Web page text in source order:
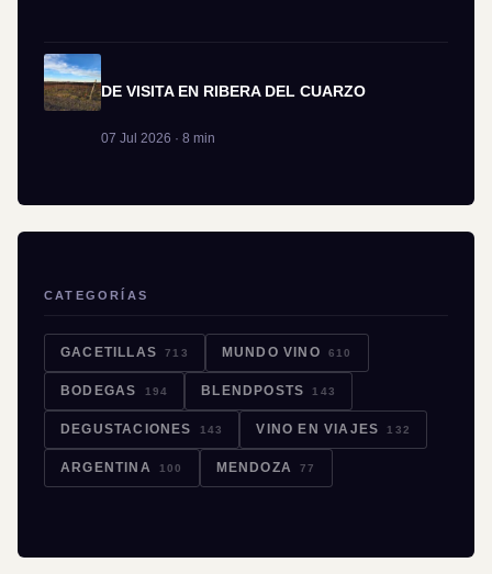
DE VISITA EN RIBERA DEL CUARZO
07 Jul 2026 · 8 min
CATEGORÍAS
GACETILLAS 713 MUNDO VINO 610
BODEGAS 194 BLENDPOSTS 143
DEGUSTACIONES 143 VINO EN VIAJES 132
ARGENTINA 100 MENDOZA 77